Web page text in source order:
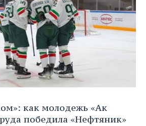
как молодежь «Ак
победила «Нефтяник»